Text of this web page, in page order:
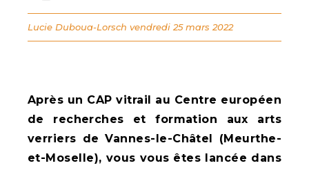
Après un CAP vitrail au Centre européen
de recherches et formation aux arts
verriers de Vannes-le-Châtel (Meurthe-
et-Moselle), vous vous êtes lancée dans
Lucie Duboua-Lorsch vendredi 25 mars 2022